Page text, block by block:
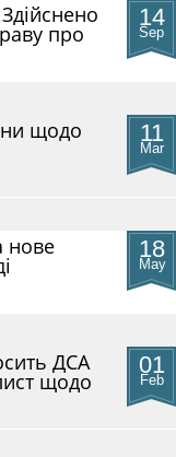
14
Sep
про
11
Mar
щодо
18
May
нове
01
Feb
ДСА
щодо